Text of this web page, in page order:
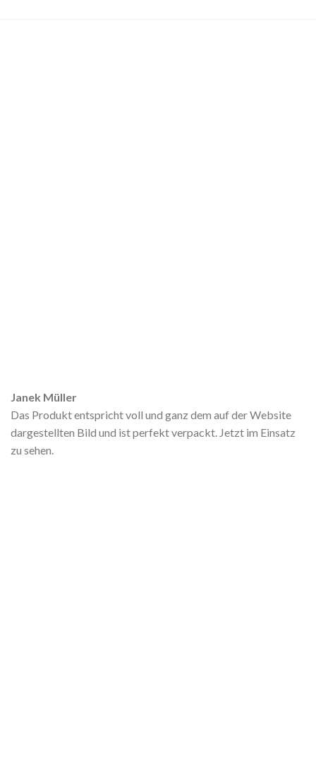
Janek Müller
Das Produkt entspricht voll und ganz dem auf der Website
dargestellten Bild und ist perfekt verpackt. Jetzt im Einsatz
zu sehen.